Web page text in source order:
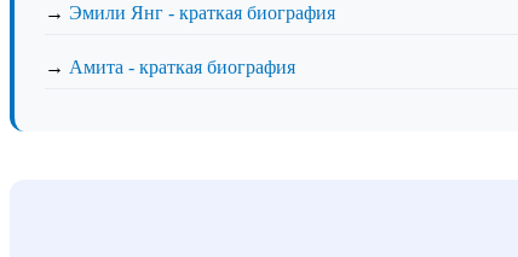
→ Эмили Янг - краткая биография
→ Амита - краткая биография